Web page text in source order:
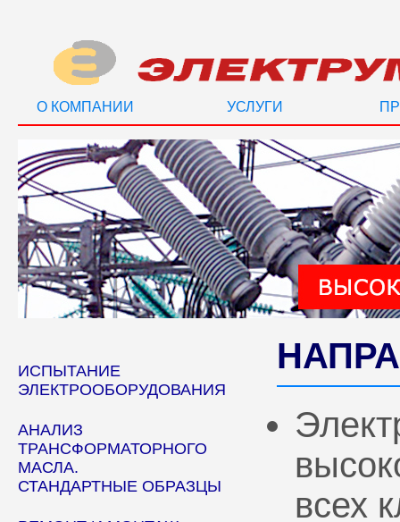
О КОМПАНИИ УСЛУГИ
ИСПЫТАНИЕ
ЭЛЕКТРООБОРУДОВАНИЯ
АНАЛИЗ
ТРАНСФОРМАТОРНОГО
МАСЛА.
СТАНДАРТНЫЕ ОБРАЗЦЫ
всех